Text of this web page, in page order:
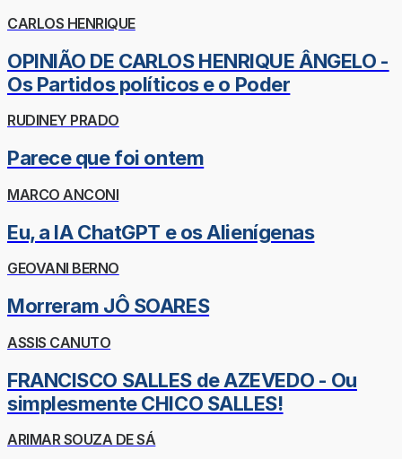
CARLOS HENRIQUE
OPINIÃO DE CARLOS HENRIQUE ÂNGELO -
Os Partidos políticos e o Poder
RUDINEY PRADO
Parece que foi ontem
MARCO ANCONI
Eu, a IA ChatGPT e os Alienígenas
GEOVANI BERNO
Morreram JÔ SOARES
ASSIS CANUTO
FRANCISCO SALLES de AZEVEDO - Ou
simplesmente CHICO SALLES!
ARIMAR SOUZA DE SÁ